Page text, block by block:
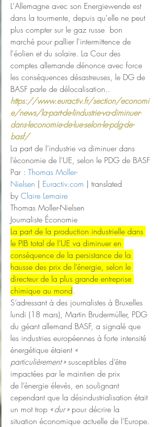
L'Allemagne avec son Energiewende est
dans la tourmente, depuis qu'elle ne peut
plus compter sur le gaz russe  bon
marché pour pallier l'intermittence de
l'éolien et du solaire. La Cour des
comptes allemande dénonce avec force
les conséquences désastreuses, le DG de
BASF parle de délocalisation..
https://www.euractiv.fr/section/economi
e/news/la-part-de-lindustrie-va-diminuer-
dans-leconomie-de-lue-selon-le-pdg-de-
basf/
La part de l’industrie va diminuer dans
l’économie de l’UE, selon le PDG de BASF
Par : Thomas Moller-
Nielsen | Euractiv.com | translated
by Claire Lemaire
Thomas Moller-Nielsen
Journaliste Économie
La part de la production industrielle dans
le PIB total de l’UE va diminuer en
conséquence de la persistance de la
hausse des prix de l’énergie, selon le
directeur de la plus grande entreprise
chimique au mond.
S’adressant à des journalistes à Bruxelles
lundi (18 mars), Martin Brudermüller, PDG
du géant allemand BASF, a signalé que
les industries européennes à forte intensité
énergétique étaient «
particulièrement » susceptibles d’être
impactées par le maintien de prix
de l’énergie élevés, en soulignant
cependant que la désindustrialisation était
un mot trop « dur » pour décrire la
situation économique actuelle de l’Europe.